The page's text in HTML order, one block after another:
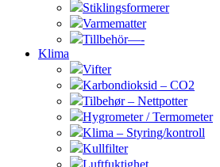
Stiklingsformerer
Varmematter
Tillbehör—-
Klima
Vifter
Karbondioksid – CO2
Tilbehør – Nettpotter
Hygrometer / Termometer
Klima – Styring/kontroll
Kullfilter